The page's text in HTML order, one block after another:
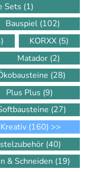
Sets (1)
Bauspiel (102)
KORXX (5)
Matador (2)
(28)
Plus Plus (9)
(27)
Kreativ (160) >>
(40)
& Schneiden (19)